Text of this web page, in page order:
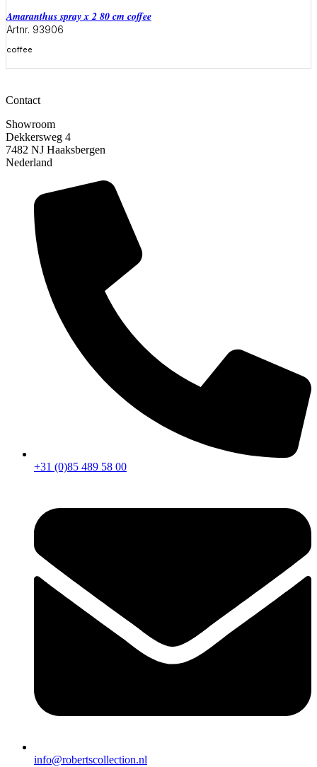
amaranthus spray x 2 80 cm coffee
Artnr. 93906
coffee
Contact
Showroom
Dekkersweg 4
7482 NJ Haaksbergen
Nederland
+31 (0)85 489 58 00
info@robertscollection.nl